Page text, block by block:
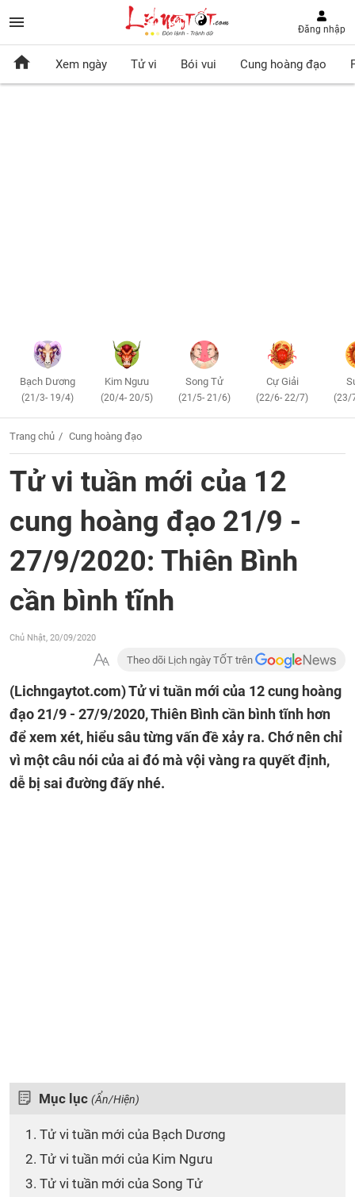
Đăng nhập
Xem ngày Tử vi Bói vui Cung hoàng đạo
Bạch Dương
(21/3- 19/4)
Kim Ngưu
(20/4- 20/5)
Song Tử
(21/5- 21/6)
Cự Giải
(22/6- 22/7) (23/
Trang chủ Cung hoàng đạo
Tử vi tuần mới của 12
cung hoàng đạo 21/9 -
27/9/2020: Thiên Bình
cần bình tĩnh
Chủ Nhật, 20/09/2020
Theo dõi Lịch ngày TỐT trên
(Lichngaytot.com)Tử vi tuần mới của 12 cung hoàng
đạo 21/9 - 27/9/2020, Thiên Bình cần bình tĩnh hơn
để xem xét, hiểu sâu từng vấn đề xảy ra. Chớ nên chỉ
vì một câu nói của ai đó mà vội vàng ra quyết định,
dễ bị sai đường đấy nhé.
Mục lục (Ẩn/Hiện)
1. Tử vi tuần mới của Bạch Dương
2. Tử vi tuần mới của Kim Ngưu
3. Tử vi tuần mới của Song Tử